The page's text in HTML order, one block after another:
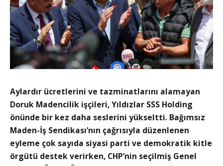
Aylardır ücretlerini ve tazminatlarını alamayan
Doruk Madencilik işçileri, Yıldızlar SSS Holding
önünde bir kez daha seslerini yükseltti. Bağımsız
Maden-İş Sendikası’nın çağrısıyla düzenlenen
eyleme çok sayıda siyasi parti ve demokratik kitle
örgütü destek verirken, CHP’nin seçilmiş Genel